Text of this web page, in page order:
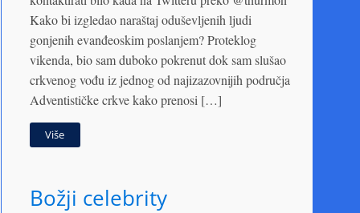
Kako bi izgledao naraštaj oduševljenih ljudi
gonjenih evanđeoskim poslanjem? Proteklog
vikenda, bio sam duboko pokrenut dok sam slušao
crkvenog vođu iz jednog od najizazovnijih područja
Adventističke crkve kako prenosi […]
Više
Božji celebrity